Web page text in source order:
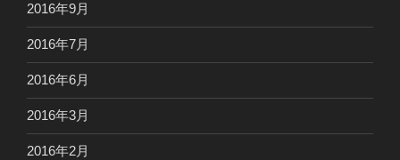
2016年9月
2016年7月
2016年6月
2016年3月
2016年2月